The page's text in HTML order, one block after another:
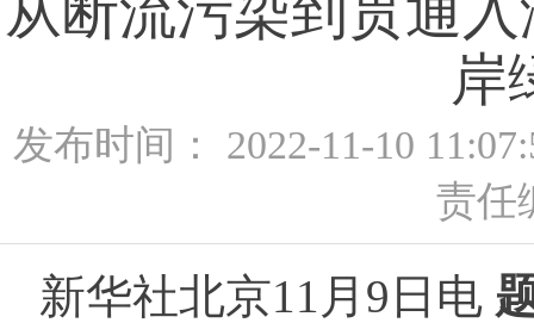
岸
发布时间： 2022-11-10
责任
新华社北京11月9日电